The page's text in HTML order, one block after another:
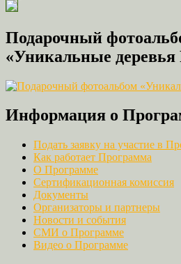
Copy
Подарочный
«Уникальные деревья
Информация о
Подать заявку на участие в
Как работает Программа
О Программе
Сертификационная комиссия
Документы
Организаторы и партнеры
Новости и события
СМИ о Программе
Видео о Программе